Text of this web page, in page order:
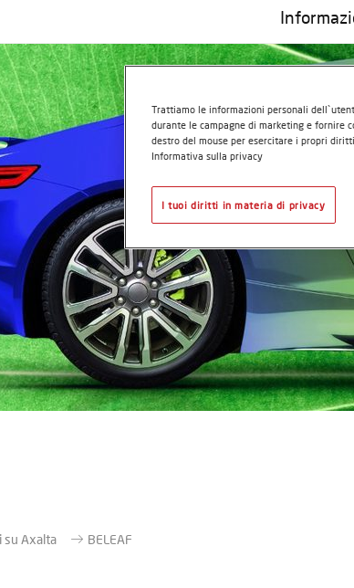
su Axalta BELEAF
Trattiamo le informazioni personali
durante le campagne di marketing e fornire
destro del mouse per esercitare i propri
Informativa sulla privacy
I tuoi diritti in materia di privacy